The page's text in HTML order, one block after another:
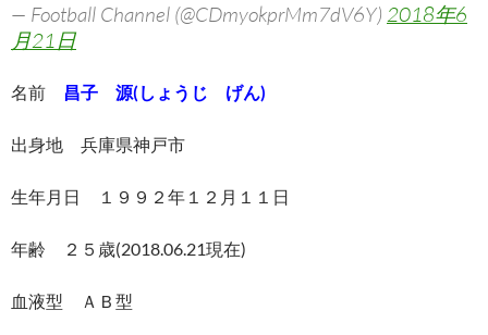
— Football Channel (@CDmyokprMm7dV6Y) 2018年6
月21日
名前 昌子 源(しょうじ げん)
出身地 兵庫県神戸市
生年月日 １９９２年１２月１１日
年齢 ２５歳(2018.06.21現在)
血液型 ＡＢ型